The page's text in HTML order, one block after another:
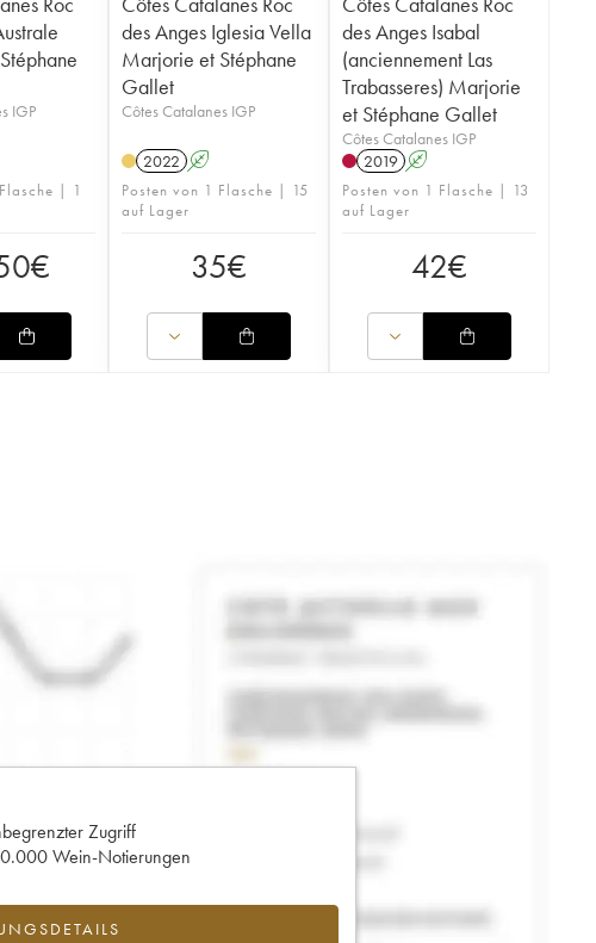
IGP
| 1
€
des Anges Iglesia Vella
Marjorie et Stéphane
Gallet
Côtes Catalanes IGP
2022 A
Posten von 1 Flasche | 15
auf Lager
35€
des Anges Isabal
(anciennement Las
Trabasseres) Marjorie
et Stéphane Gallet
Côtes Catalanes IGP
2019 A
Posten von 1 Flasche | 13
auf Lager
42€
Zugriff
Wein-Notierungen